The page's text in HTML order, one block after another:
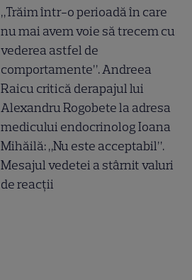
„Trăim într-o perioadă în care
nu mai avem voie să trecem cu
vederea astfel de
comportamente”. Andreea
Raicu critică derapajul lui
Alexandru Rogobete la adresa
medicului endocrinolog Ioana
Mihăilă: „Nu este acceptabil”.
Mesajul vedetei a stârnit valuri
de reacții